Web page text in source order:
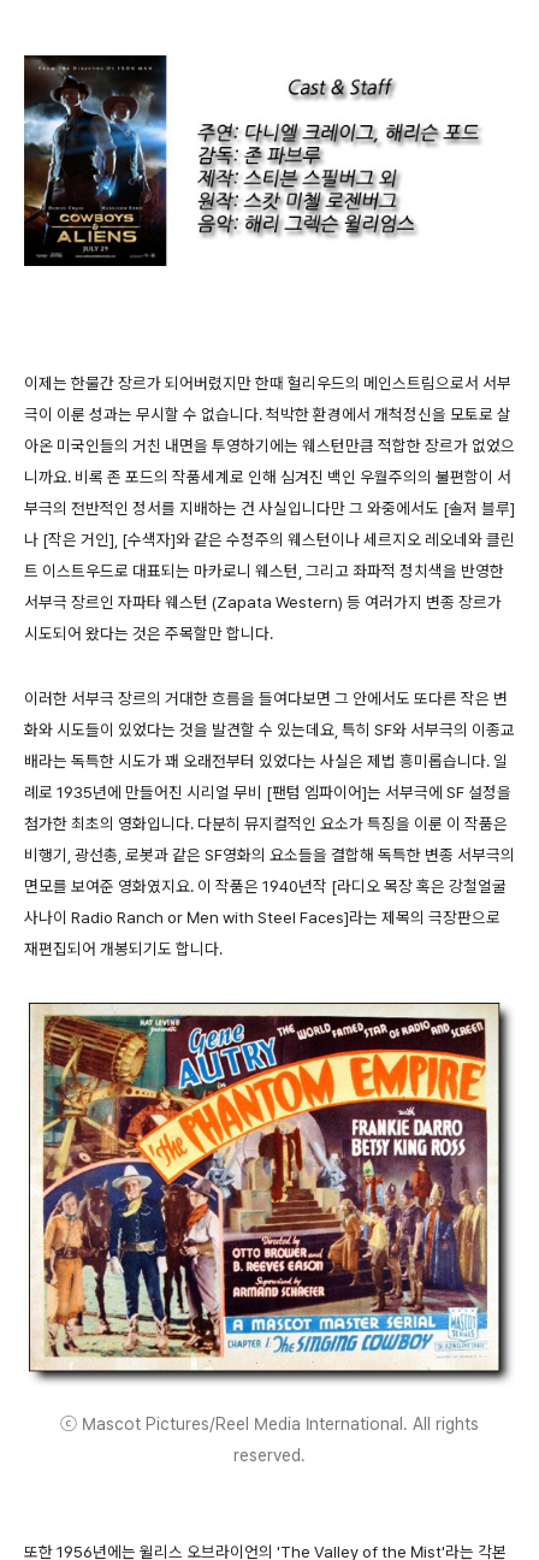
이제는 한물간 장르가 되어버렸지만 한때 헐리우드의 메인스트림으로서 서부
극이 이룬 성과는 무시할 수 없습니다. 척박한 환경에서 개척정신을 모토로 살
아온 미국인들의 거친 내면을 투영하기에는 웨스턴만큼 적합한 장르가 없었으
니까요. 비록 존 포드의 작품세계로 인해 심겨진 백인 우월주의의 불편함이 서
부극의 전반적인 정서를 지배하는 건 사실입니다만 그 와중에서도 [솔저 블루]
나 [작은 거인], [수색자]와 같은 수정주의 웨스턴이나 세르지오 레오네와 클린
트 이스트우드로 대표되는 마카로니 웨스턴, 그리고 좌파적 정치색을 반영한
서부극 장르인 자파타 웨스턴 (Zapata Western) 등 여러가지 변종 장르가
시도되어 왔다는 것은 주목할만 합니다.
이러한 서부극 장르의 거대한 흐름을 들여다보면 그 안에서도 또다른 작은 변
화와 시도들이 있었다는 것을 발견할 수 있는데요, 특히 SF와 서부극의 이종교
배라는 독특한 시도가 꽤 오래전부터 있었다는 사실은 제법 흥미롭습니다. 일
례로 1935년에 만들어진 시리얼 무비 [팬텀 엠파이어]는 서부극에 SF 설정을
첨가한 최초의 영화입니다. 다분히 뮤지컬적인 요소가 특징을 이룬 이 작품은
비행기, 광선총, 로봇과 같은 SF영화의 요소들을 결합해 독특한 변종 서부극의
면모를 보여준 영화였지요. 이 작품은 1940년작 [라디오 목장 혹은 강철얼굴
사나이 Radio Ranch or Men with Steel Faces]라는 제목의 극장판으로
재편집되어 개봉되기도 합니다.
ⓒ Mascot Pictures/Reel Media International. All rights
reserved.
또한 1956년에는 윌리스 오브라이언의 'The Valley of the Mist'라는 각본